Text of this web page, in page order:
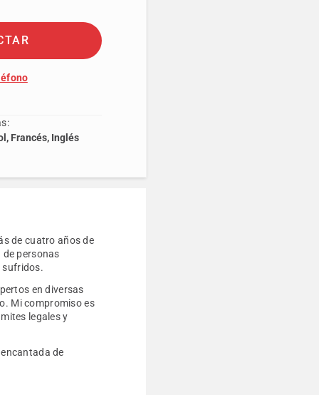
Francés, Inglés
de cuatro años de
de personas
sufridos.
en diversas
Mi compromiso es
legales y
de